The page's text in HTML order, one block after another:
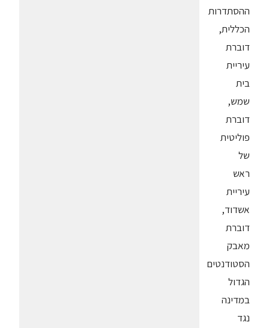
ההסתדרות
הכללית,
דוברת
עיריית
בית
שמש,
דוברת
פוליטית
של
ראש
עיריית
אשדוד,
דוברת
מאבק
הסטודנטים
הגדול
במדינה
נגד